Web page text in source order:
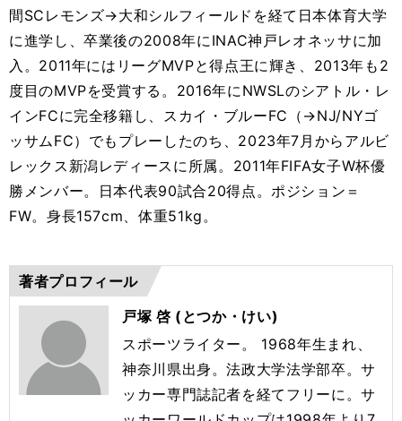
間SCレモンズ→大和シルフィールドを経て日本体育大学
に進学し、卒業後の2008年にINAC神戸レオネッサに加
入。2011年にはリーグMVPと得点王に輝き、2013年も2
度目のMVPを受賞する。2016年にNWSLのシアトル・レ
インFCに完全移籍し、スカイ・ブルーFC（→NJ/NYゴ
ッサムFC）でもプレーしたのち、2023年7月からアルビ
レックス新潟レディースに所属。2011年FIFA女子W杯優
勝メンバー。日本代表90試合20得点。ポジション＝
FW。身長157cm、体重51kg。
著者プロフィール
戸塚 啓 (とつか・けい)
スポーツライター。 1968年生まれ、
神奈川県出身。法政大学法学部卒。サ
ッカー専門誌記者を経てフリーに。サ